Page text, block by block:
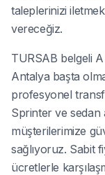
taleplerinizi
vereceğiz.
TURSAB belgeli
Antalya başta
profesyonel
Sprinter ve
müşterilerimize
sağlıyoruz. Sabit
ücretlerle